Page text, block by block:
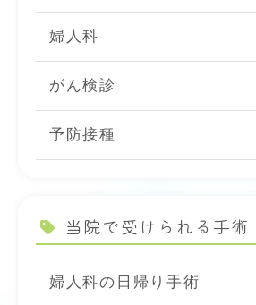
婦人科
がん検診
予防接種
当院で受けられる手術
婦人科の日帰り手術